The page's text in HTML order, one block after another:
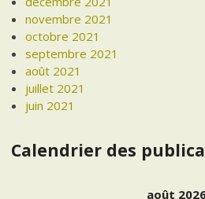
novembre 2021
octobre 2021
septembre 2021
août 2021
juillet 2021
juin 2021
Calendrier des
août